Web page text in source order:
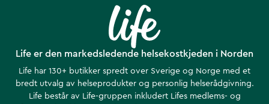
Life er den markedsledende helsekostkjeden i Norden
Life har 130+ butikker spredt over Sverige og Norge med et
bredt utvalg av helseprodukter og personlig helserådgivning.
Life består av Life-gruppen inkludert Lifes medlems- og